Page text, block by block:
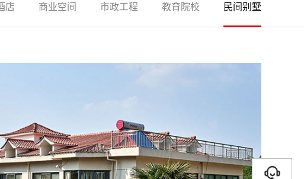
店 商业空间 市政工程 教育院校 民间别墅